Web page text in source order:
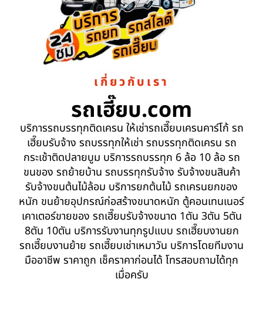
เกี่ยวกับเรา
รถเฮี๊ยบ.com
บริการรถบรรทุกติดเครน ให้เช่ารถเฮี๊ยบเครนคาร์โก้ รถ
เฮี๊ยบรับจ้าง รถบรรทุกให้เช่า รถบรรทุกติดเครน รถ
กระเช้าติดปลายบูม บริการรถบรรทุก 6 ล้อ 10 ล้อ รถ
ขนของ รถย้ายบ้าน รถบรรทุกรับจ้าง รับจ้างขนสินค้า
รับจ้างขนต้นไม้ล้อม บริการยกต้นไม้ รถเครนยกของ
หนัก ขนย้ายอุปกรณ์ก่อสร้างขนาดหนัก ตู้คอนเทนเนอร์
เคาเตอร์ขายของ รถเฮี๊ยบรับจ้างขนาด 1ตัน 3ตัน 5ตัน
8ตัน 10ตัน บริการรับงานทุกรูปแบบ รถเฮี๊ยบงานยก
รถเฮี๊ยบงานย้าย รถเฮี๊ยบเช่าเหมาวัน บริการโดยทีมงาน
มืออาชีพ ราคาถูก เช็คราคาก่อนได้ โทรสอบถามได้ทุก
เมื่อครับ